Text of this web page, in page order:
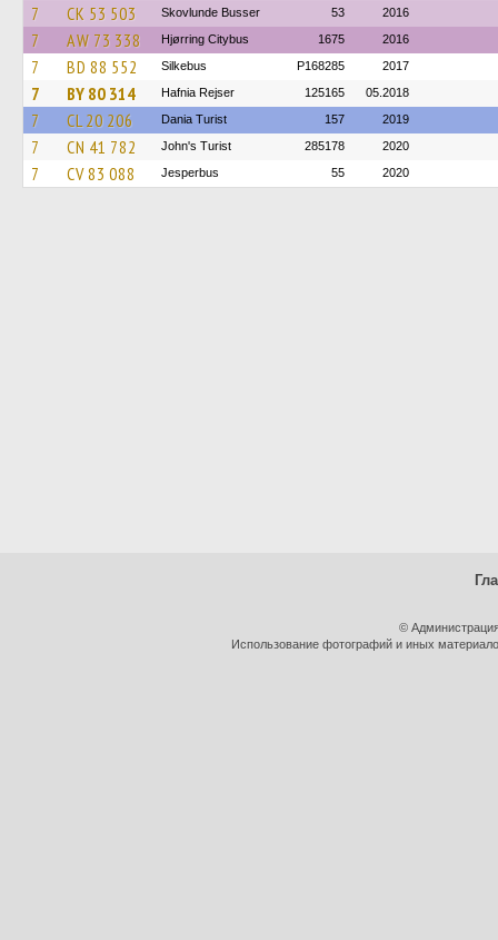
7 CK 53 503 Skovlunde Busser 53 2016
7 AW 73 338 Hjørring Citybus 1675 2016
7 BD 88 552 Silkebus P168285 2017
7 BY 80 314 Hafnia Rejser 125165 05.2018
7 CL 20 206 Dania Turist 157 2019
7 CN 41 782 John's Turist 285178 2020
7 CV 83 088 Jesperbus 55 2020
©
Использование фотографий и иных